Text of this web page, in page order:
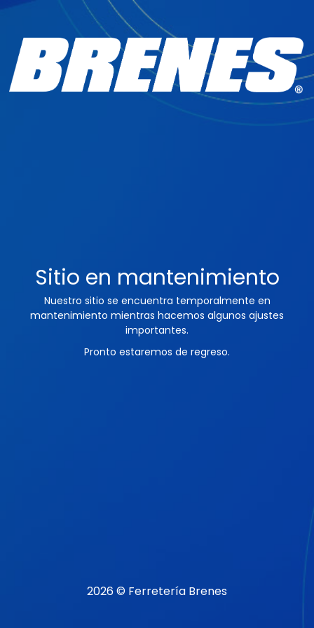
Sitio en mantenimiento
Nuestro sitio se encuentra temporalmente en
mantenimiento mientras hacemos algunos ajustes
importantes.
Pronto estaremos de regreso.
2026 © Ferretería Brenes